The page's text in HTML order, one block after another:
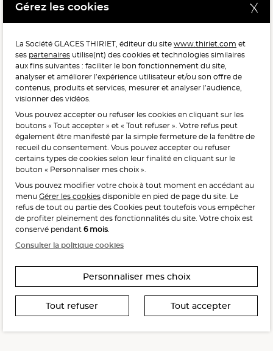
Meilleure chaîne de magasins, Meilleur e-commerçant, Meilleure relation clients : catégorie surgelés. Étude
POUR VOTRE SANTÉ, MANGEZ AU MOINS CINQ FRUITS ET
LÉGUMES PAR JOUR.WWW.MANGERBOUGER.FR
L'abus d'alcool est dangereux pour la santé, à consommer
avec modération.
Interdiction de vente de boissons alcooliques
aux mineurs de moins de 18 ans
La preuve de majorité de l’acheteur est exigée au moment
de la vente en ligne.
CODE DE LA SANTÉ PUBLIQUE, ART. L. 3342-1 ET L. 3353-3
Gérez les cookies
La Société GLACES THIRIET, éditeur du site www.thiriet.com et
ses partenaires utilise(nt) des cookies et technologies similaires
aux fins suivantes : faciliter le bon fonctionnement du site,
analyser et améliorer l’expérience utilisateur et/ou son offre de
contenus, produits et services, mesurer et analyser l’audience,
visionner des vidéos.
Vous pouvez accepter ou refuser les cookies en cliquant sur les
boutons « Tout accepter » et « Tout refuser ». Votre refus peut
également être manifesté par la simple fermeture de la fenêtre de
recueil du consentement. Vous pouvez accepter ou refuser
certains types de cookies selon leur finalité en cliquant sur le
bouton « Personnaliser mes choix ».
Vous pouvez modifier votre choix à tout moment en accédant au
menu Gérer les cookies disponible en pied de page du site. Le
refus de tout ou partie des Cookies peut toutefois vous empêcher
de profiter pleinement des fonctionnalités du site. Votre choix est
conservé pendant 6 mois.
Consulter la politique cookies
Personnaliser mes choix
Tout refuser Tout accepter